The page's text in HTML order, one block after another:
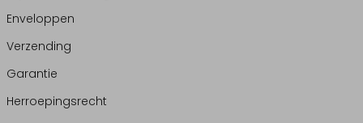
Enveloppen
Verzending
Garantie
Herroepingsrecht